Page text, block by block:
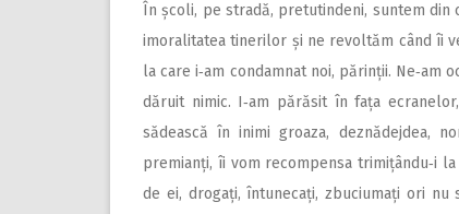
În școli, pe stradă, pretutindeni, suntem
imoralitatea tinerilor și ne revoltăm când îi
la care i‑am condamnat noi, părinții.
dăruit nimic. I‑am părăsit în fața
sădească în inimi groaza, deznădejdea,
premianți, îi vom recompensa trimi­țându‑i
de ei, drogați, întunecați, zbuciumați ori